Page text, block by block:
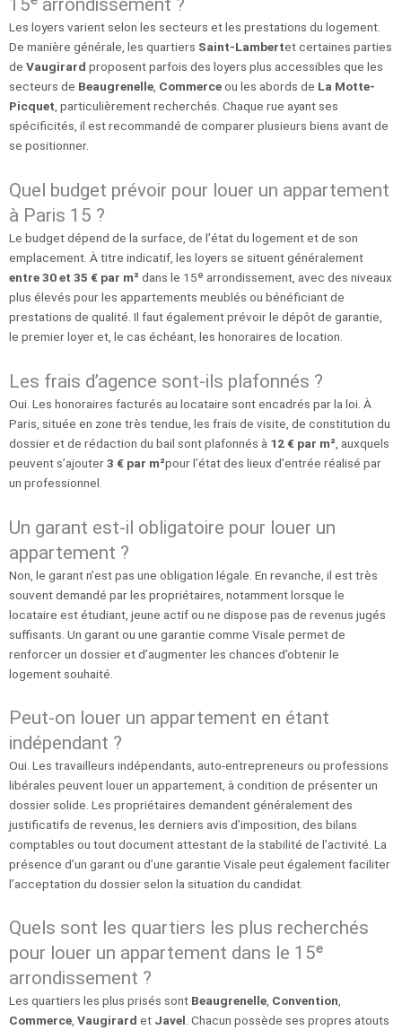
Les loyers varient selon les secteurs et les prestations du logement.
De manière générale, les quartiers Saint-Lambertet certaines parties
de Vaugirard proposent parfois des loyers plus accessibles que les
secteurs de Beaugrenelle Commerceou les abords de La Motte-
Picquet , particulièrement recherchés. Chaque rue ayant ses
spécificités, il est recommandé de comparer plusieurs biens avant de
se positionner.
Quel budget prévoir pour louer un appartement
à Paris 15 ?
Le budget dépend de la surface, de l’état du logement et de son
emplacement. À titre indicatif, les loyers se situent généralement
entre 30 et 35 € par m² dans le 15ᵉ arrondissement, avec des niveaux
plus élevés pour les appartements meublés ou bénéficiant de
prestations de qualité. Il faut également prévoir le dépôt de garantie,
le premier loyer et, le cas échéant, les honoraires de location.
Les frais d’agence sont-ils plafonnés ?
Oui. Les honoraires facturés au locataire sont encadrés par la loi. À
Paris, située en zone très tendue, les frais de visite, de constitution du
dossier et de rédaction du bail sont plafonnés à 12 € par m² , auxquels
peuvent s’ajouter3 € par m²pour l’état des lieux d’entrée réalisé par
un professionnel.
Un garant est-il obligatoire pour louer un
appartement ?
Non, le garant n’est pas une obligation légale. En revanche, il est très
souvent demandé par les propriétaires, notamment lorsque le
locataire est étudiant, jeune actif ou ne dispose pas de revenus jugés
suffisants. Un garant ou une garantie comme Visale permet de
renforcer un dossier et d’augmenter les chances d’obtenir le
logement souhaité.
Peut-on louer un appartement en étant
indépendant ?
Oui. Les travailleurs indépendants, auto-entrepreneurs ou professions
libérales peuvent louer un appartement, à condition de présenter un
dossier solide. Les propriétaires demandent généralement des
justificatifs de revenus, les derniers avis d’imposition, des bilans
comptables ou tout document attestant de la stabilité de l’activité. La
présence d’un garant ou d’une garantie Visale peut également faciliter
l’acceptation du dossier selon la situation du candidat.
Quels sont les quartiers les plus recherchés
pour louer un appartement dans le 15ᵉ
arrondissement ?
Les quartiers les plus prisés sont Beaugrenelle, Convention,
Commerce, Vaugirard et Javel. Chacun possède ses propres atouts